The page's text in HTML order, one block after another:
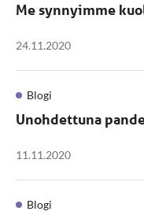
Me synnyimme
24.11.2020
Blogi
Unohdettuna
11.11.2020
Blogi